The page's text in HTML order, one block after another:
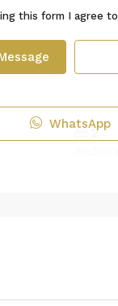
this form I agree to
WhatsApp
2